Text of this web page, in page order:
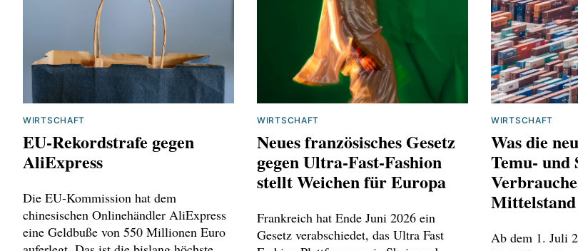
WIRTSCHAFT
EU-Rekordstrafe gegen
AliExpress
Die EU-Kommission hat dem
chinesischen Onlinehändler AliExpress
eine Geldbuße von 550 Millionen Euro
WIRTSCHAFT
Neues französisches Gesetz
gegen Ultra-Fast-Fashion
stellt Weichen für Europa
Frankreich hat Ende Juni 2026 ein
Gesetz verabschiedet, das Ultra Fast
WIRTSCHAFT
Was die
Temu‑ und
Ab dem 1. Juli